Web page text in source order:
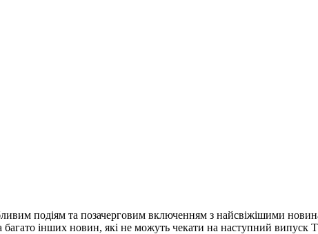
подіям та позачерговим включенням з найсвіжішими
багато інших новин, які не можуть чекати на наступний випуск